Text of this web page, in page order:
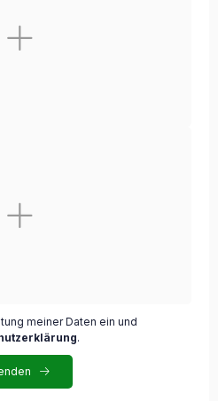
meiner Daten ein und
.